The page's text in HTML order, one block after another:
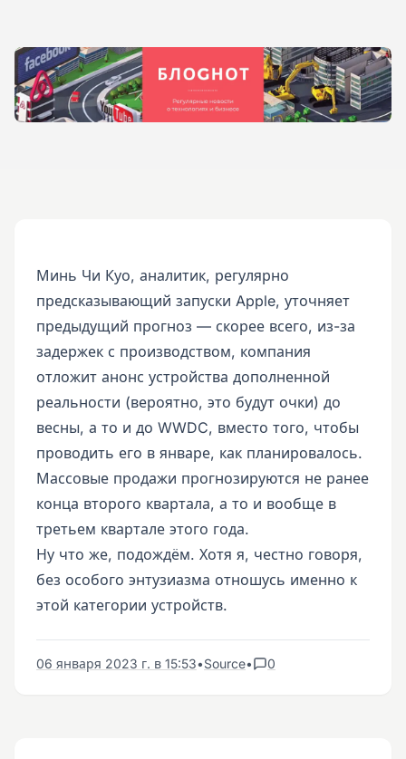
Минь Чи Куо, аналитик, регулярно
предсказывающий запуски Apple, уточняет
предыдущий прогноз — скорее всего, из-за
задержек с производством, компания
отложит анонс устройства дополненной
реальности (вероятно, это будут очки) до
весны, а то и до WWDC, вместо того, чтобы
проводить его в январе, как планировалось.
Массовые продажи прогнозируются не ранее
конца второго квартала, а то и вообще в
третьем квартале этого года.
Ну что же, подождём. Хотя я, честно говоря,
без особого энтузиазма отношусь именно к
этой категории устройств.
06 января 2023 г. в 15:53•Source• 0